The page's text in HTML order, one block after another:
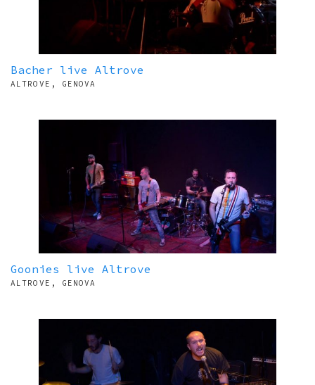
Bacher live Altrove
ALTROVE, GENOVA
Goonies live Altrove
ALTROVE, GENOVA